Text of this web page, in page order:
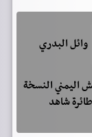
وائل البدري
اليمني النسخة
شاهد